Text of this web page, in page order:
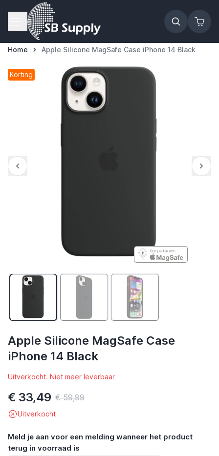
Ga naar de inhoud
Home Apple Silicone MagSafe Case iPhone 14 Black
Korting
Apple Silicone MagSafe Case
iPhone 14 Black
Uitverkocht. Niet meer leverbaar
€ 33,49 € 59,99
Uitverkocht
Meld je aan voor een melding wanneer het product
terug in voorraad is